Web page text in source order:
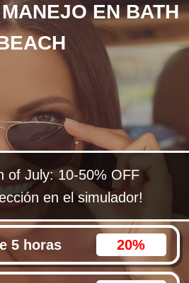
EN BATH
of July: 10-50% OFF
en el simulador!
5 horas 20%